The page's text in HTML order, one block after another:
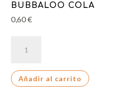
BUBBALOO COLA
0,60€
COLA
Añadir al carrito